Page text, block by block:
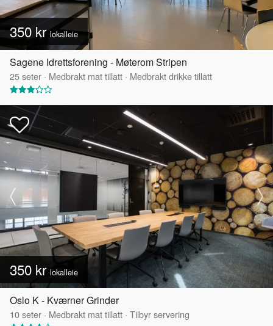
350 krlokalleie
Sagene Idrettsforening - Møterom Stripen
25seter · Medbrakt mat tillatt · Medbrakt drikke tillatt
350 kr lokalleie
Oslo K - Kværner Grinder
10seter · Medbrakt mat tillatt · Tilbyr servering